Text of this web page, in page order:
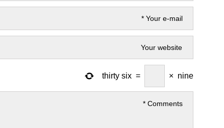
nine
×
=
thirty six